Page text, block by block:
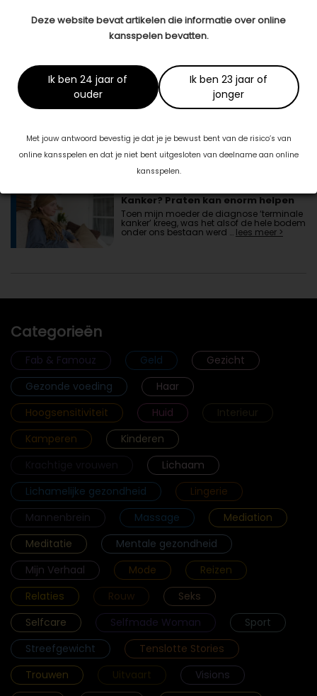
Deze website bevat artikelen die informatie over online
kansspelen bevatten.
Ik ben 24 jaar of
ouder
Ik ben 23 jaar of
jonger
Met jouw antwoord bevestig je dat je je bewust bent van de risico’s van
online kansspelen en dat je niet bent uitgesloten van deelname aan online
kansspelen.
Het bezoek aan de plastisch
chirurg
Ziekenhuis. Carla is door …lees meer >
krijgt dat je een tumor hebt. Een onzekere
toekomst van operaties en … lees meer >
Kanker? Praten kan enorm helpen
Toen mijn moeder de diagnose ‘terminale
kanker’ kreeg, was het alsof de hele bodem
onder ons bestaan werd … lees meer >
Categorieën
Fab & Famouz Geld
Gezicht
Gezonde voeding
Haar
Hoogsensitiviteit
Huid
Interieur
Kamperen
Kinderen
Lichaam
Lichamelijke gezondheid
Lingerie
Mannenbrein
Massage
Mediation
Meditatie
Mentale gezondheid
Mijn Verhaal
Mode
Reizen
Relaties
Rouw
Seks
Selfcare
Selfmade Woman
Sport
Streefgewicht
Tenslotte Stories
Trouwen
Uitvaart
Visions